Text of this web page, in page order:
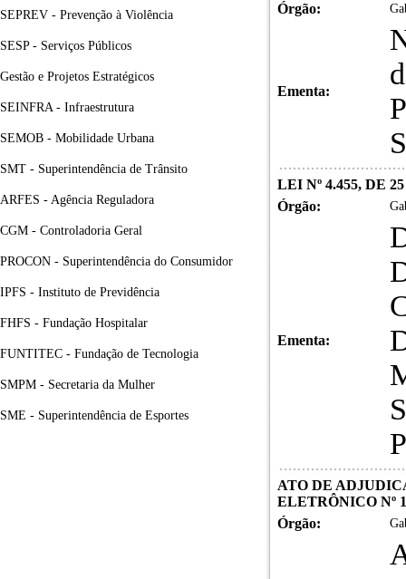
SEPREV - Prevenção à Violência
SESP - Serviços Públicos
Gestão e Projetos Estratégicos
SEINFRA - Infraestrutura
SEMOB - Mobilidade Urbana
SMT - Superintendência de Trânsito
ARFES - Agência Reguladora
CGM - Controladoria Geral
PROCON - Superintendência do Consumidor
IPFS - Instituto de Previdência
FHFS - Fundação Hospitalar
FUNTITEC - Fundação de Tecnologia
SMPM - Secretaria da Mulher
SME - Superintendência de Esportes
Órgão:
Ementa:
LEI Nº 4.455, DE
Órgão:
Ementa:
ATO DE
ELETRÔNICO Nº
Órgão: